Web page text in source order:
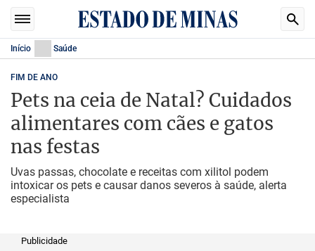
Início Saúde
FIM DE ANO
Pets na ceia de Natal? Cuidados
alimentares com cães e gatos
nas festas
Uvas passas, chocolate e receitas com xilitol podem
intoxicar os pets e causar danos severos à saúde, alerta
especialista
Publicidade